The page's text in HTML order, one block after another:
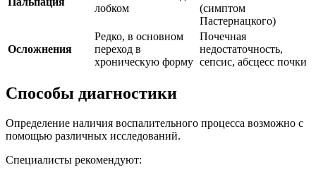
лобком
(симптом
Пастернацкого)
Осложнения
Редко, в основном
переход в
хроническую форму
Почечная
недостаточность,
сепсис, абсцесс почки
Способы диагностики
Определение наличия воспалительного процесса возможно с
помощью различных исследований.
Специалисты рекомендуют: